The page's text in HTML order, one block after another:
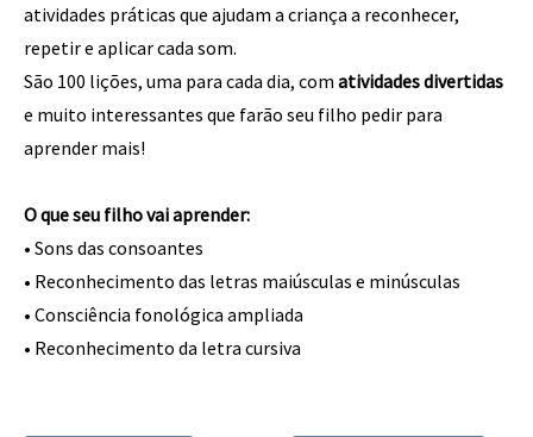
atividades práticas que ajudam a criança a reconhecer,
repetir e aplicar cada som.
São 100 lições, uma para cada dia, com atividadesdivertidas
e muito interessantes que farão seu filho pedir para
aprender mais!
O que seu filho vai aprender:
• Sons das consoantes
• Reconhecimento das letras maiúsculas e minúsculas
• Consciência fonológica ampliada
• Reconhecimento da letra cursiva